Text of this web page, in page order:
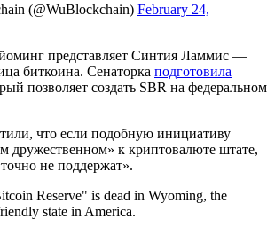
(@WuBlockchain) February 24,
представляет Синтия Ламмис —
биткоина. Сенаторка подготовила
позволяет создать SBR на федеральном
что если подобную инициативу
дружественном» к криптовалюте штате,
не поддержат».
Reserve" is dead in Wyoming, the
state in America.